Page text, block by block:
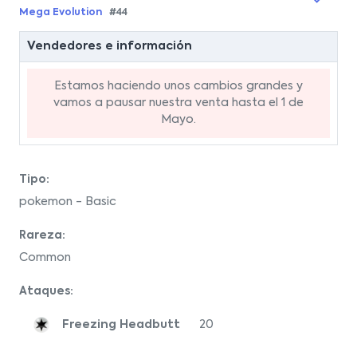
Mega Evolution #44
Vendedores e información
Estamos haciendo unos cambios grandes y
vamos a pausar nuestra venta hasta el 1 de
Mayo.
Tipo:
pokemon - Basic
Rareza:
Common
Ataques:
Freezing Headbutt 20